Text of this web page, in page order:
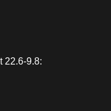
22.6-9.8: